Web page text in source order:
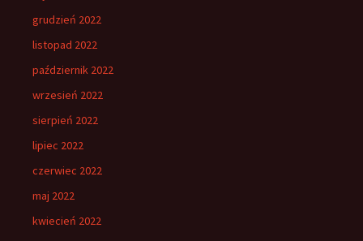
grudzień 2022
listopad 2022
październik 2022
wrzesień 2022
sierpień 2022
lipiec 2022
czerwiec 2022
maj 2022
kwiecień 2022